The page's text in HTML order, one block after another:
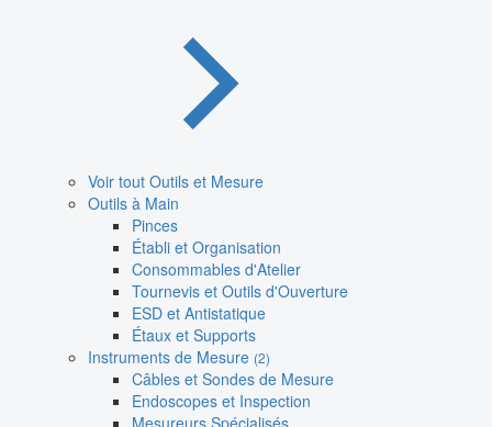
Voir tout Outils et Mesure
Outils à Main
Pinces
Établi et Organisation
Consommables d'Atelier
Tournevis et Outils d'Ouverture
ESD et Antistatique
Étaux et Supports
Instruments de Mesure (2)
Câbles et Sondes de Mesure
Endoscopes et Inspection
Mesureurs Spécialisés